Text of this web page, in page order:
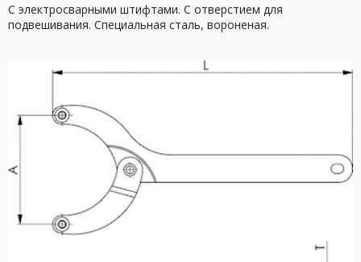
С электросварными штифтами. С отверстием для
подвешивания. Специальная сталь, вороненая.